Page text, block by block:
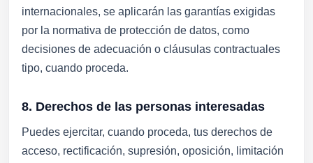
internacionales, se aplicarán las garantías exigidas
por la normativa de protección de datos, como
decisiones de adecuación o cláusulas contractuales
tipo, cuando proceda.
8. Derechos de las personas interesadas
Puedes ejercitar, cuando proceda, tus derechos de
acceso, rectificación, supresión, oposición, limitación